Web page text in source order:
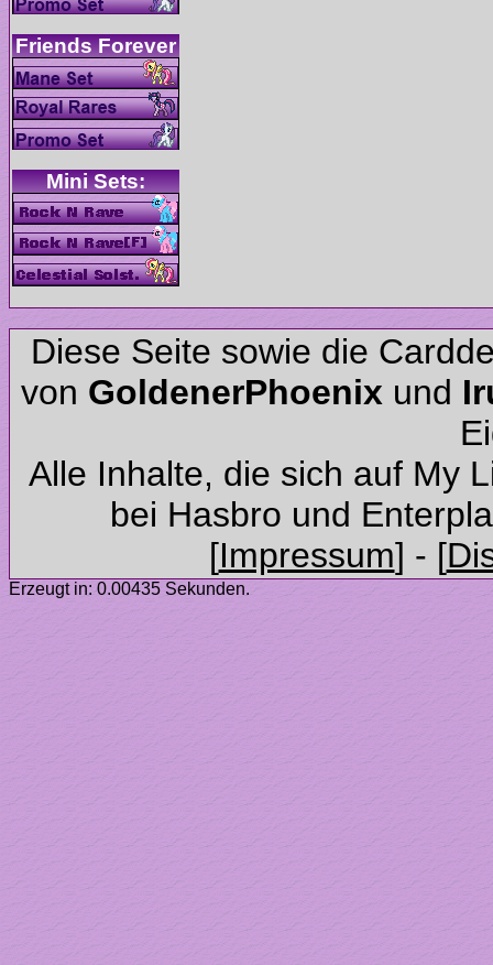
Diese Seite sowie die
von
und
Alle Inhalte, die sich auf My
Erzeugt in: 0.00435 Sekunden.